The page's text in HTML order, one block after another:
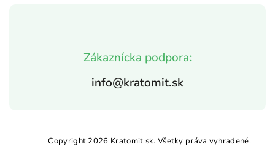
Zákaznícka podpora:
info@kratomit.sk
Copyright 2026 Kratomit.sk. Všetky práva vyhradené.